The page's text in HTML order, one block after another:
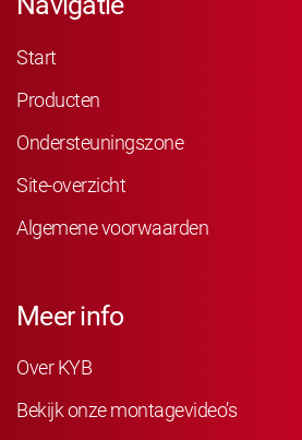
Start
Producten
Ondersteuningszone
Site-overzicht
Algemene voorwaarden
Meer info
Over KYB
Bekijk onze montagevideo’s